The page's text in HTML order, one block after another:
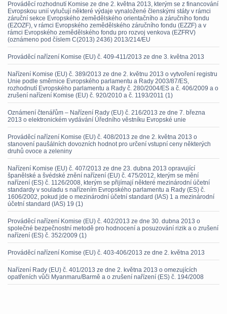
Prováděcí rozhodnutí Komise ze dne 2. května 2013, kterým se z financování
Evropskou unií vylučují některé výdaje vynaložené členskými státy v rámci
záruční sekce Evropského zemědělského orientačního a záručního fondu
(EZOZF), v rámci Evropského zemědělského záručního fondu (EZZF) a v
rámci Evropského zemědělského fondu pro rozvoj venkova (EZFRV)
(oznámeno pod číslem C(2013) 2436) 2013/214/EU
Prováděcí nařízení Komise (EU) č. 409-411/2013 ze dne 3. května 2013
Nařízení Komise (EU) č. 389/2013 ze dne 2. květnu 2013 o vytvoření registru
Unie podle směrnice Evropského parlamentu a Rady 2003/87/ES,
rozhodnutí Evropského parlamentu a Rady č. 280/2004/ES a č. 406/2009 a o
zrušení nařízení Komise (EU) č. 920/2010 a č. 1193/2011 (1)
Oznámení čtenářům – Nařízení Rady (EU) č. 216/2013 ze dne 7. března
2013 o elektronickém vydávání Úředního věstníku Evropské unie
Prováděcí nařízení Komise (EU) č. 408/2013 ze dne 2. května 2013 o
stanovení paušálních dovozních hodnot pro určení vstupní ceny některých
druhů ovoce a zeleniny
Nařízení Komise (EU) č. 407/2013 ze dne 23. dubna 2013 opravující
španělské a švédské znění nařízení (EU) č. 475/2012, kterým se mění
nařízení (ES) č. 1126/2008, kterým se přijímají některé mezinárodní účetní
standardy v souladu s nařízením Evropského parlamentu a Rady (ES) č.
1606/2002, pokud jde o mezinárodní účetní standard (IAS) 1 a mezinárodní
účetní standard (IAS) 19 (1)
Prováděcí nařízení Komise (EU) č. 402/2013 ze dne 30. dubna 2013 o
společné bezpečnostní metodě pro hodnocení a posuzování rizik a o zrušení
nařízení (ES) č. 352/2009 (1)
Prováděcí nařízení Komise (EU) č. 403-406/2013 ze dne 2. května 2013
Nařízení Rady (EU) č. 401/2013 ze dne 2. května 2013 o omezujících
opatřeních vůči Myanmaru/Barmě a o zrušení nařízení (ES) č. 194/2008